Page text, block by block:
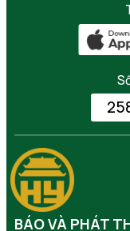
BÁO VÀ PHÁT